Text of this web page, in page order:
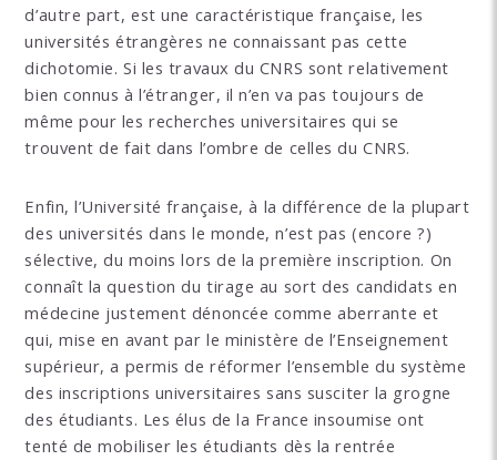
d’autre part, est une caractéristique française, les
universités étrangères ne connaissant pas cette
dichotomie. Si les travaux du CNRS sont relativement
bien connus à l’étranger, il n’en va pas toujours de
même pour les recherches universitaires qui se
trouvent de fait dans l’ombre de celles du CNRS.
Enfin, l’Université française, à la différence de la plupart
des universités dans le monde, n’est pas (encore ?)
sélective, du moins lors de la première inscription. On
connaît la question du tirage au sort des candidats en
médecine justement dénoncée comme aberrante et
qui, mise en avant par le ministère de l’Enseignement
supérieur, a permis de réformer l’ensemble du système
des inscriptions universitaires sans susciter la grogne
des étudiants. Les élus de la France insoumise ont
tenté de mobiliser les étudiants dès la rentrée